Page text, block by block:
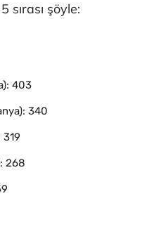
sırası şöyle:
403
340
268